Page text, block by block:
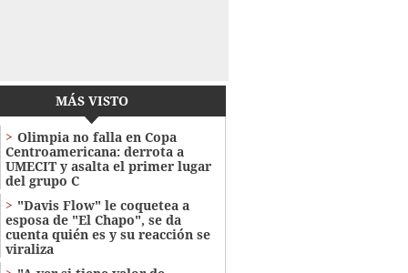
MÁS VISTO
Olimpia no falla en Copa
Centroamericana: derrota a
UMECIT y asalta el primer lugar
del grupo C
"Davis Flow" le coquetea a
esposa de "El Chapo", se da
cuenta quién es y su reacción se
viraliza